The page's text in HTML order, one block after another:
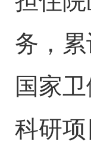
务，
国家
科研